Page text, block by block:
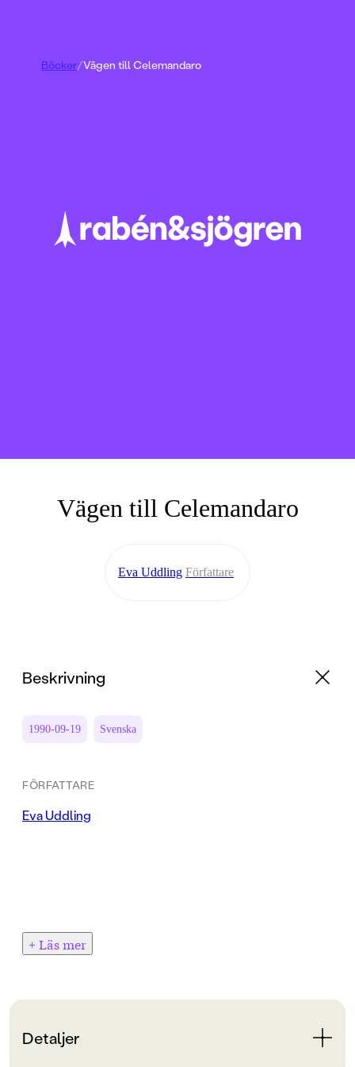
Vägen till Celemandaro
Eva Uddling Författare
Böcker/Vägen till Celemandaro
Beskrivning
1990-09-19 Svenska
FÖRFATTARE
Eva Uddling
+ Läs mer
Detaljer